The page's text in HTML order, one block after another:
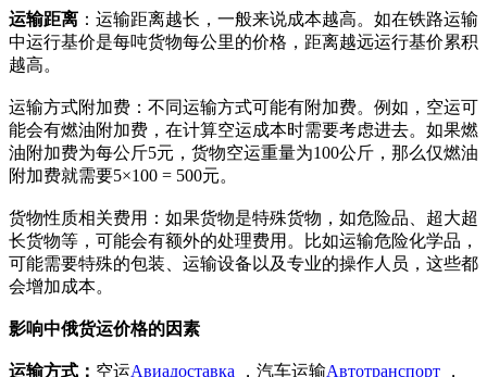
运输距离 ：运输距离越长，一般来说成本越高。如在铁路运输
中运行基价是每吨货物每公里的价格，距离越远运行基价累积
越高。
运输方式附加费：不同运输方式可能有附加费。例如，空运可
能会有燃油附加费，在计算空运成本时需要考虑进去。如果燃
油附加费为每公斤5元，货物空运重量为100公斤，那么仅燃油
附加费就需要5×100 = 500元。
货物性质相关费用：如果货物是特殊货物，如危险品、超大超
长货物等，可能会有额外的处理费用。比如运输危险化学品，
可能需要特殊的包装、运输设备以及专业的操作人员，这些都
会增加成本。
影响中俄货运价格的因素
运输方式： 空运Авиадоставка ，汽车运输Автотранспорт ，